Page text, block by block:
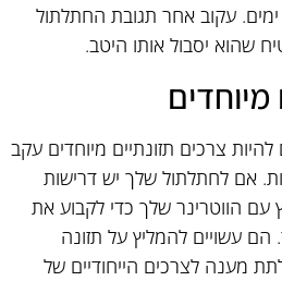
עקוב אחר תגובת החתלתול
שהוא יסבול אותו היטב.
צרכים תזונתיים מיוחדים עקב
אם לחתלתול שלך יש דרישות
עם הווטרינר שלך כדי לקבוע את
עשויים להמליץ על תזונה
מענה לצרכים הייחודיים של